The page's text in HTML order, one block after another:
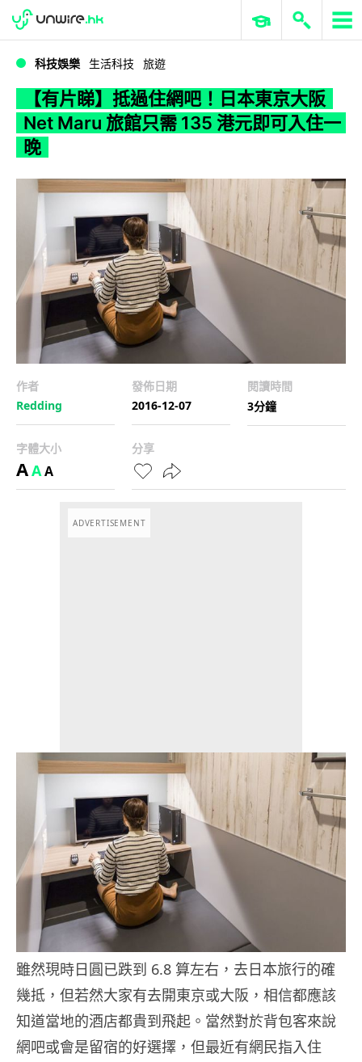
WWDC 2026 ERP 與商業 AI
科技娛樂 生活科技 旅遊
【有片睇】抵過住網吧！日本東京大阪
Net Maru 旅館只需 135 港元即可入住一
晚
作者
Redding
發佈日期
2016-12-07
閱讀時間
3分鐘
字體大小
AAA
分享
ADVERTISEMENT
雖然現時日圓已跌到 6.8 算左右，去日本旅行的確
幾抵，但若然大家有去開東京或大阪，相信都應該
知道當地的酒店都貴到飛起。當然對於背包客來說
網吧或會是留宿的好選擇，但最近有網民指入住